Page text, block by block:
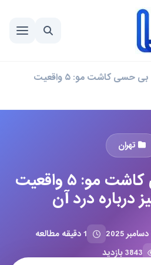
آمپول بی حسی کاشت مو: ۵ واقعیت
تهران
آمپول بی حسی کاشت مو: ۵ واقعیت
درباره درد آن
1 دقیقه مطالعه
3843 بازدید